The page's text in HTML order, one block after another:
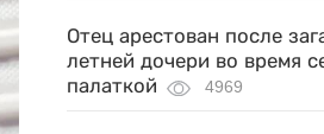
Отец арестован после
летней дочери во время
палаткой
4969